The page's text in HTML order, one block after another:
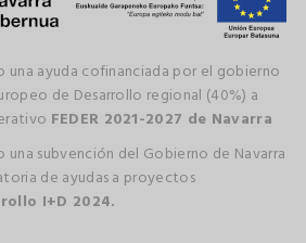
una ayuda cofinanciada por el gobierno
de Desarrollo regional (40%) a
FEDER 2021-2027 de Navarra
una subvención del Gobierno de Navarra
de ayudas a proyectos
I+D 2024.